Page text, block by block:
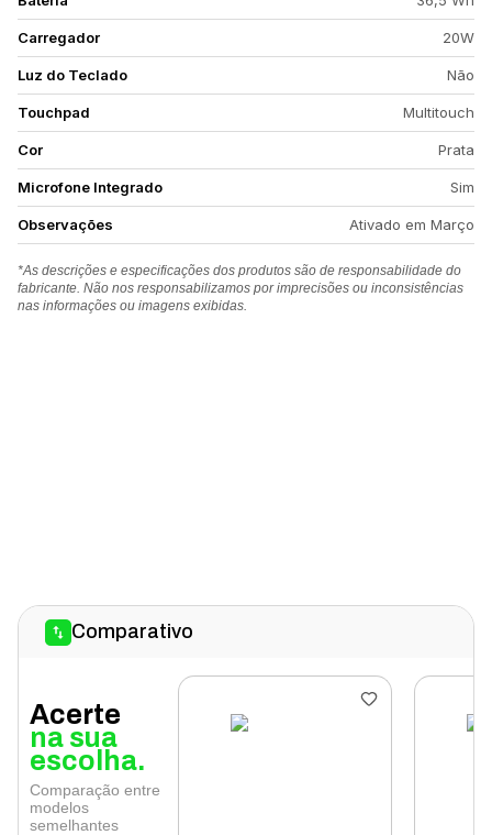
Carregador 20W
Luz do Teclado Não
Touchpad Multitouch
Cor Prata
Microfone Integrado Sim
Observações Ativado em Março
*As descrições e especificações dos produtos são de responsabilidade do
fabricante. Não nos responsabilizamos por imprecisões ou inconsistências
nas informações ou imagens exibidas.
Comparativo
Acerte
na sua
escolha.
Comparação entre
modelos
semelhantes